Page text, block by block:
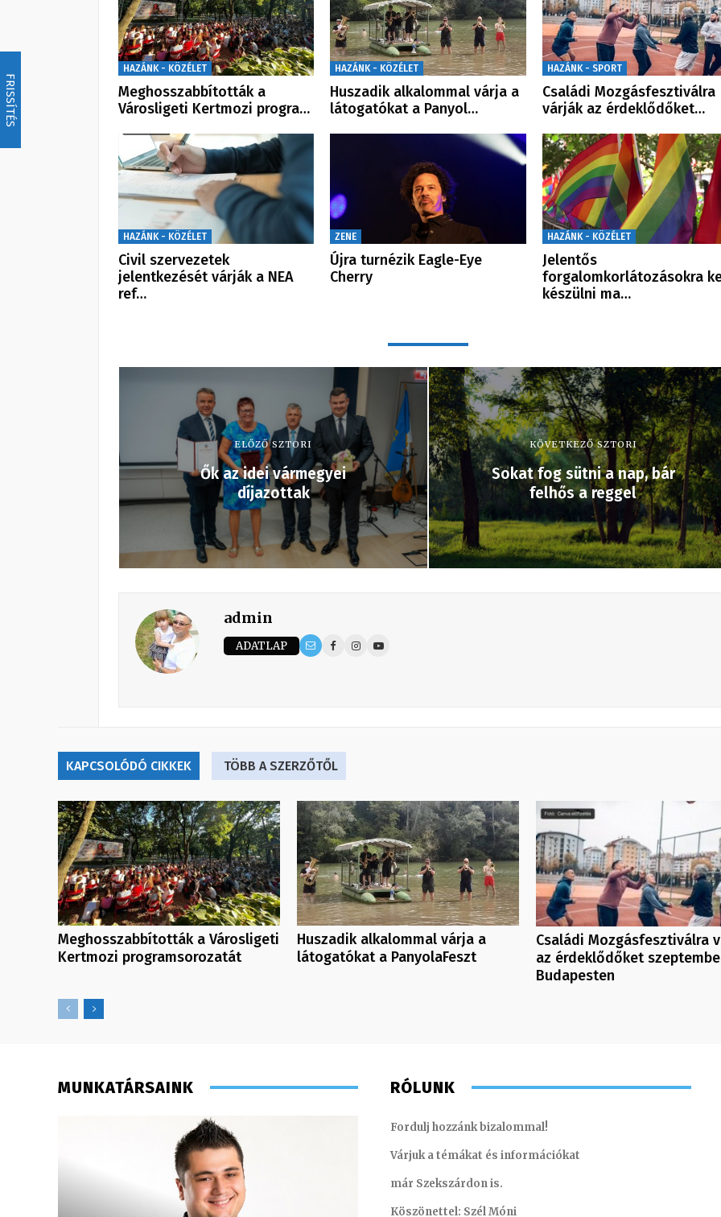
FRISSÍTÉS
HAZÁNK - KÖZÉLET
Meghosszabbították a
Városligeti Kertmozi progra…
HAZÁNK - KÖZÉLET
Huszadik alkalommal várja a
látogatókat a Panyol…
HAZÁNK - SPORT
Családi Mozgásfesztiválra
várják az érdeklődőket…
HAZÁNK - KÖZÉLET
Civil szervezetek
jelentkezését várják a NEA
ref…
ZENE
Újra turnézik Eagle-Eye
Cherry
HAZÁNK - KÖZÉLET
Jelentős
forgalomkorlátozásokra
készülni ma…
ELŐZŐ SZTORI
Ők az idei vármegyei
díjazottak
KÖVETKEZŐ SZTORI
Sokat fog sütni a nap, bár
felhős a reggel
admin
ADATLAP
KAPCSOLÓDÓ CIKKEK TÖBB A SZERZŐTŐL
Meghosszabbították a Városligeti
Kertmozi programsorozatát
Huszadik alkalommal várja a
látogatókat a PanyolaFeszt
Családi Mozgásfesztiválra
az érdeklődőket
Budapesten
MUNKATÁRSAINK RÓLUNK
Fordulj hozzánk bizalommal!
Várjuk a témákat és információkat
már Szekszárdon is.
Köszönettel: Szél Móni